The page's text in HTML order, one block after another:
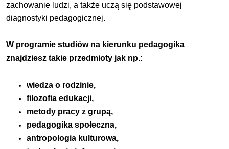
zachowanie ludzi, a także uczą się podstawowej
diagnostyki pedagogicznej.
W programie studiów na kierunku pedagogika
znajdziesz takie przedmioty jak np.:
wiedza o rodzinie,
filozofia edukacji,
metody pracy z grupą,
pedagogika społeczna,
antropologia kulturowa,